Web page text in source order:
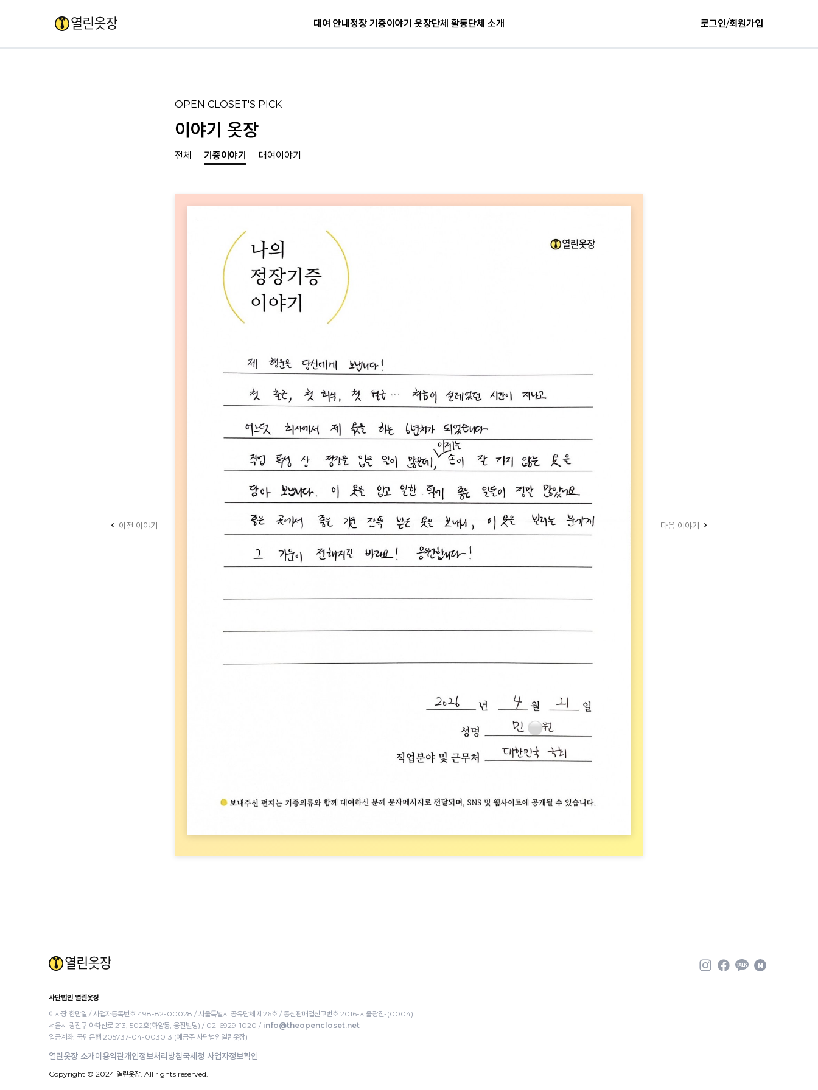
대여 안내정장 기증이야기 옷장단체 활동단체 소개 로그인/회원가입
OPEN CLOSET'S PICK
이야기 옷장
전체 기증이야기 대여이야기
이전 이야기 다음 이야기
사단법인 열린옷장
이사장 한만일
사업자등록번호 498-82-00028 서울특별시 공유단체 제26호
통신판매업신고번호 2016-서울광진-(0004)
서울시 광진구 아차산로 213, 502호(화양동, 웅진빌딩)
02-6929-1020
info@theopencloset.net
입금계좌: 국민은행 205737-04-003013 (예금주 사단법인열린옷장)
열린옷장 소개이용약관개인정보처리방침국세청 사업자정보확인
Copyright © 2024 열린옷장. All rights reserved.